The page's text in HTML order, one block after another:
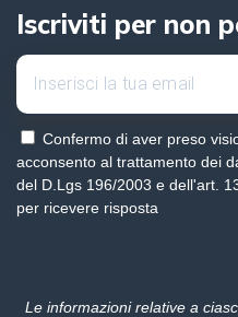
Iscriviti per non
Confermo di aver preso
acconsento al trattamento dei
del D.Lgs 196/2003 e dell'art.
per ricevere risposta
Le informazioni relative a